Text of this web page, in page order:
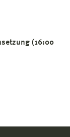
(16:00